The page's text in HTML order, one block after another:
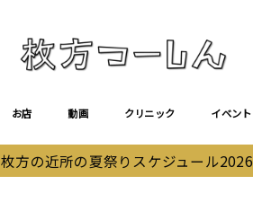
お店 動画 クリニック イベント
枚方の近所の夏祭りスケジュール2026